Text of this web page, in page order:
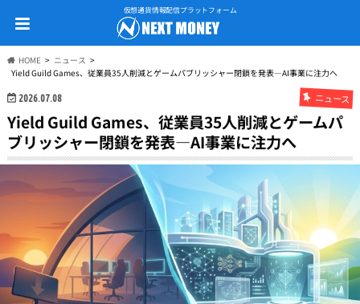
仮想通貨情報配信プラットフォーム
HOME
ニュース
Yield Guild Games、従業員35人削減とゲームパブリッシャー閉鎖を発表—AI事業に注力へ
2026.07.08 ニュース
Yield Guild Games、従業員35人削減とゲームパ
ブリッシャー閉鎖を発表—AI事業に注力へ